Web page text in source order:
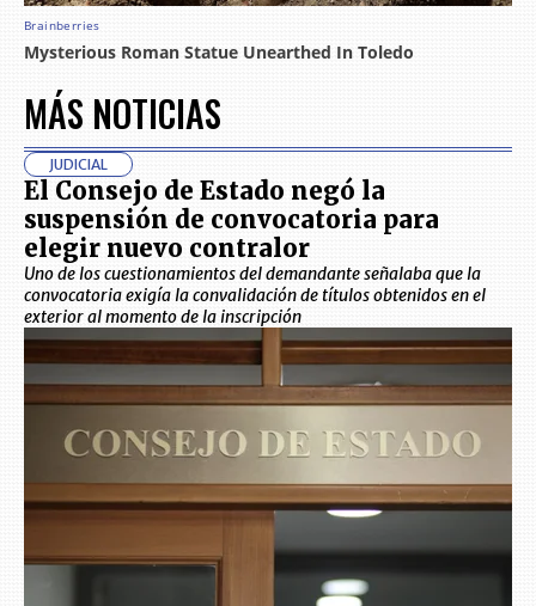
MÁS NOTICIAS
JUDICIAL
El Consejo de Estado negó la
suspensión de convocatoria para
elegir nuevo contralor
Uno de los cuestionamientos del demandante señalaba que la
convocatoria exigía la convalidación de títulos obtenidos en el
exterior al momento de la inscripción